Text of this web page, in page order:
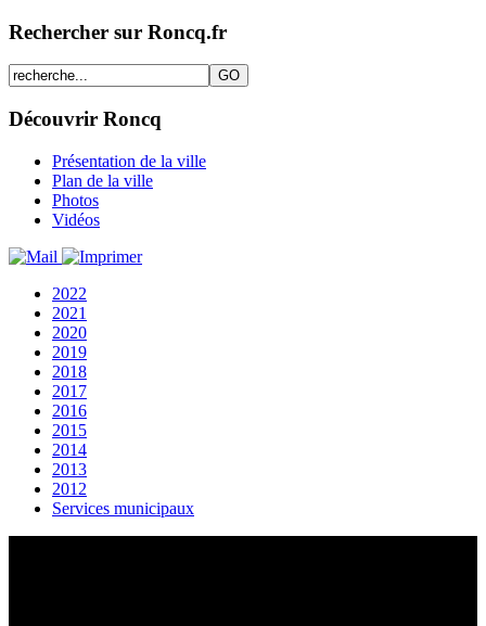
Rechercher sur Roncq.fr
Découvrir Roncq
Présentation de la ville
Plan de la ville
Photos
Vidéos
2022
2021
2020
2019
2018
2017
2016
2015
2014
2013
2012
Services municipaux